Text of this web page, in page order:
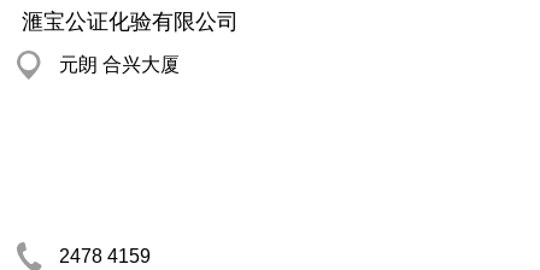
滙宝公证化验有限公司
元朗 合兴大厦
2478 4159